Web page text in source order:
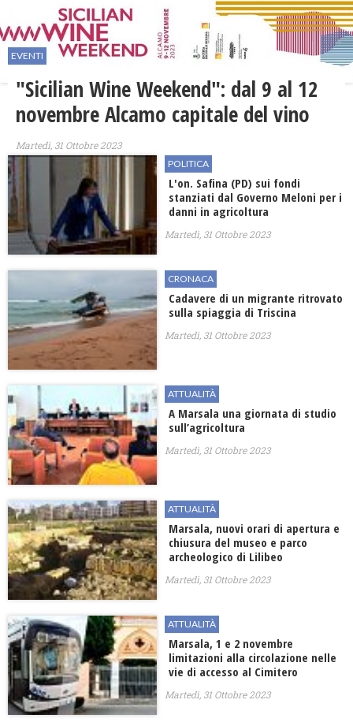
EVENTI
"Sicilian Wine Weekend": dal 9 al 12
novembre Alcamo capitale del vino
Martedì, 31 Ottobre 2023
POLITICA
L'on. Safina (PD) sui fondi
stanziati dal Governo Meloni per i
danni in agricoltura
Martedì, 31 Ottobre 2023
CRONACA
Cadavere di un migrante ritrovato
sulla spiaggia di Triscina
Martedì, 31 Ottobre 2023
ATTUALITÀ
A Marsala una giornata di studio
sull’agricoltura
Martedì, 31 Ottobre 2023
ATTUALITÀ
Marsala, nuovi orari di apertura e
chiusura del museo e parco
archeologico di Lilibeo
Martedì, 31 Ottobre 2023
ATTUALITÀ
Marsala, 1 e 2 novembre
limitazioni alla circolazione nelle
vie di accesso al Cimitero
Martedì, 31 Ottobre 2023